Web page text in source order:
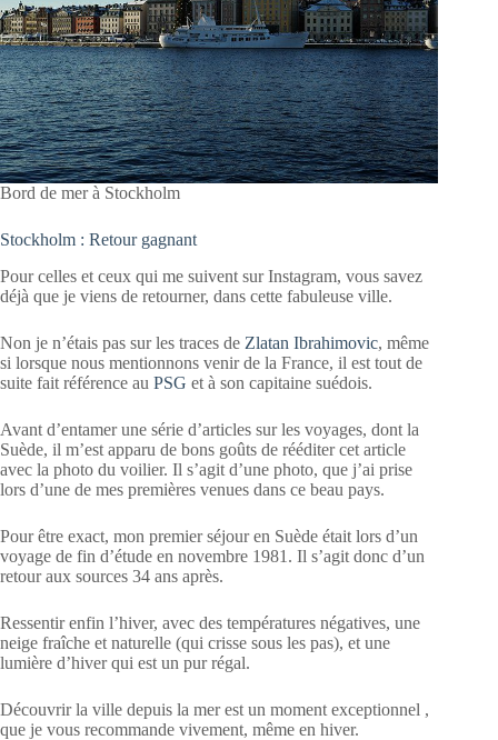
Bord de mer à Stockholm
Stockholm : Retour gagnant
Pour celles et ceux qui me suivent sur Instagram, vous savez
déjà que je viens de retourner, dans cette fabuleuse ville.
Non je n’étais pas sur les traces de Zlatan Ibrahimovic, même
si lorsque nous mentionnons venir de la France, il est tout de
suite fait référence au PSG et à son capitaine suédois.
Avant d’entamer une série d’articles sur les voyages, dont la
Suède, il m’est apparu de bons goûts de rééditer cet article
avec la photo du voilier. Il s’agit d’une photo, que j’ai prise
lors d’une de mes premières venues dans ce beau pays.
Pour être exact, mon premier séjour en Suède était lors d’un
voyage de fin d’étude en novembre 1981. Il s’agit donc d’un
retour aux sources 34 ans après.
Ressentir enfin l’hiver, avec des températures négatives, une
neige fraîche et naturelle (qui crisse sous les pas), et une
lumière d’hiver qui est un pur régal.
Découvrir la ville depuis la mer est un moment exceptionnel ,
que je vous recommande vivement, même en hiver.